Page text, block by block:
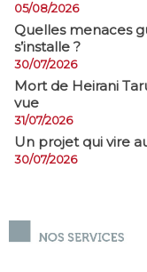
05/08/2026
Quelles menaces
s’installe ?
30/07/2026
Mort de Heirani
vue
31/07/2026
Un projet qui vire
30/07/2026